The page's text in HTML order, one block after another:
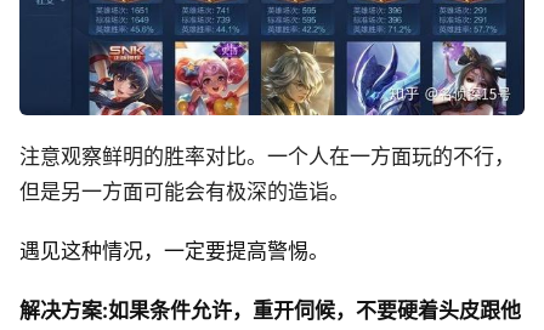
注意观察鲜明的胜率对比。一个人在一方面玩的不行，
但是另一方面可能会有极深的造诣。
遇见这种情况，一定要提高警惕。
解决方案:如果条件允许，重开伺候，不要硬着头皮跟他